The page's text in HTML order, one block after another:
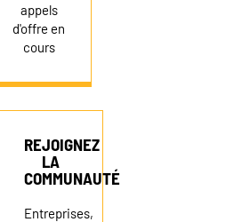
appels
d'offre en
cours
REJOIGNEZ
LA
COMMUNAUTÉ
Entreprises,